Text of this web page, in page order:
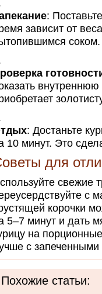
:
зависит от
соком.
внутреннюю
: Достаньте
10 минут. Это
для
свежие
с
корочки
5–7 минут и дать
на
с
Похожие статьи: